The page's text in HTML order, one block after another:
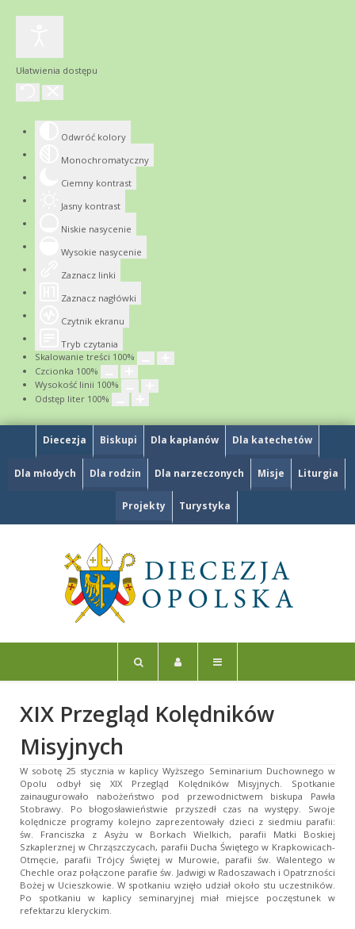
Ułatwienia dostępu
Odwróć kolory
Monochromatyczny
Ciemny kontrast
Jasny kontrast
Niskie nasycenie
Wysokie nasycenie
Zaznacz linki
Zaznacz nagłówki
Czytnik ekranu
Tryb czytania
Skalowanie treści 100%
Czcionka 100%
Wysokość linii 100%
Odstęp liter 100%
Diecezja Biskupi Dla kapłanów Dla katechetów
Dla młodych Dla rodzin Dla narzeczonych Misje Liturgia
Projekty Turystyka
XIX Przegląd Kolędników
Misyjnych
W sobotę 25 stycznia w kaplicy Wyższego Seminarium Duchownego w
Opolu odbył się XIX Przegląd Kolędników Misyjnych. Spotkanie
zainaugurowało nabożeństwo pod przewodnictwem biskupa Pawła
Stobrawy. Po błogosławieństwie przyszedł czas na występy. Swoje
kolędnicze programy kolejno zaprezentowały dzieci z siedmiu parafii:
św. Franciszka z Asyżu w Borkach Wielkich, parafii Matki Boskiej
Szkaplerznej w Chrząszczycach, parafii Ducha Świętego w Krapkowicach-
Otmęcie, parafii Trójcy Świętej w Murowie, parafii św. Walentego w
Chechle oraz połączone parafie św. Jadwigi w Radoszawach i Opatrzności
Bożej w Ucieszkowie. W spotkaniu wzięło udział około stu uczestników.
Po spotkaniu w kaplicy seminaryjnej miał miejsce poczęstunek w
refektarzu kleryckim.